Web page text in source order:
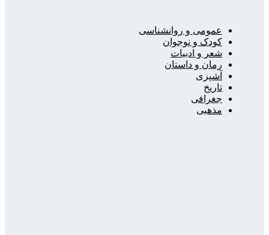
عمومی و روانشناسی
کودک و نوجوان
شعر و ادبیات
رمان و داستان
آشپزی
تاریخ
جغرافی
مذهبی